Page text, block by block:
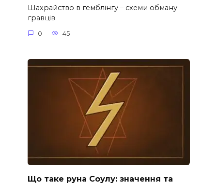
Шахрайство в гемблінгу – схеми обману
гравців
0 45
Що таке руна Соулу: значення та